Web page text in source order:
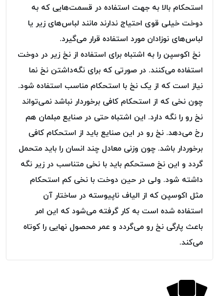
OMEGA
نخ
توری
پلیسه
پی
پلاس
PPLUS
نخ
توری
پلیسه
KORD
BETA
دوک
های
متراژ
پایین
امگا
VENTO
PARMA
استحکام بالا به جهت استفاده در قسمت‌هایی که به
دوخت خیلی قوی احتیاج ندارند مانند لباس‌های زیر یا
لباس‌های نوزادان مورد استفاده قرار می‌گیرد.
نخ اکوسپن را به اشتباه برای استفاده از نخ زیر در دوخت
استفاده می‌کنند. در صورتی که برای نگه‌داشتن نخ نما
نیاز است که از یک نخ با استحکام مناسب استفاده شود.
چون نخی که از استحکام کافی برخوردار نباشد نمی‌تواند
نخ رو را نگه دارد. این اشتباه حتی در صنایع مبلمان هم
رخ می‌دهد. نخ رو در این صنایع باید از استحکام کافی
برخوردار باشد. چون وزنی معادل چند انسان را باید متحمل
گردد و این نخ مستحکم باید با نخی متناسب در زیر نگه
داشته شود. ولی در حین دوخت با نخی کم استحکام
مثل اکوسپن که از الیاف ناپیوسته در ساختار آن
استفاده شده است به کار گرفته می‌شود که این امر
باعث پارگی نخ رو می‌گردد و عمر محصول نهایی را کوتاه
می‌کند.